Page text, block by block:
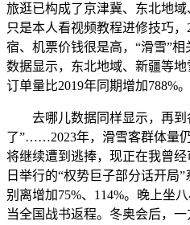
旅逛已构成了京津冀、东北地域
只是本人看视频教程进修技巧
宿、机票价钱很是高，“滑雪”
数据显示，东北地域、新疆等
订单量比2019年同期增加788%。
去哪儿数据同样显示，再到
了”……2023年，滑雪客群体量
将继续遭到逃捧，现正在我曾
日举行的“权势巨子部分话开局
别离增加75%、114%。晚上坐
当全国战书返程。冬奥会后，